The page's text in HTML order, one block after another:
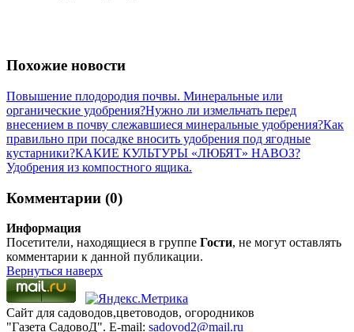
Похожие новости
Повышение плодородия почвы. Минеральные или
органические удобрения?Нужно ли измельчать перед
внесением в почву слежавшиеся минеральные удобрения?Как
правильно при посадке вносить удобрения под ягодные
кустарники?КАКИЕ КУЛЬТУРЫ «ЛЮБЯТ» НАВОЗ?
Удобрения из компостного ящика.
Комментарии (0)
Информация
Посетители, находящиеся в группе Гости, не могут оставлять
комментарии к данной публикации.
Вернуться наверх
Сайт для садоводов,цветоводов, огородников
"Газета СадовоД". E-mail: sadovod2@mail.ru